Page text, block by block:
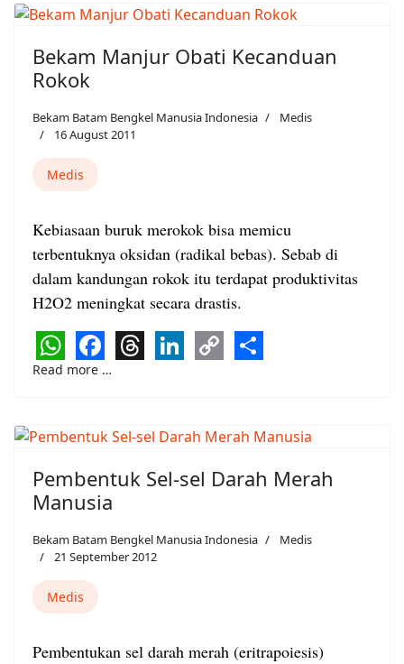
Bekam Manjur Obati Kecanduan
Rokok
Bekam Batam Bengkel Manusia Indonesia
Medis
16 August 2011
Medis
Kebiasaan buruk merokok bisa memicu
terbentuknya oksidan (radikal bebas). Sebab di
dalam kandungan rokok itu terdapat produktivitas
H2O2 meningkat secara drastis.
WhatsApp
Facebook
Read more …
Pembentuk Sel-sel Darah Merah
Manusia
Bekam Batam Bengkel Manusia Indonesia
Medis
21 September 2012
Medis
Pembentukan sel darah merah (eritrapoiesis)